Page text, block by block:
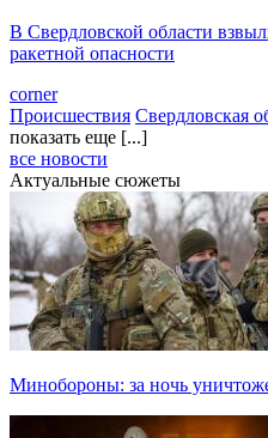
В Свердловской области
ракетной опасности
corner
Происшествия Свердловская
показать еще [...]
все новости
Актуальные сюжеты
Минобороны: за ночь